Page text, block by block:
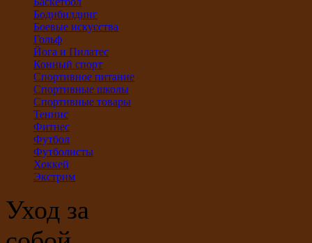
Бодибилдинг
Боевые искусства
Гольф
Йога и Пилатес
Конный спорт
Спортивное питание
Спортивные школы
Спортивные товары
Теннис
Фитнес
Футбол
Футболисты
Хоккей
Экстрим
Уход за